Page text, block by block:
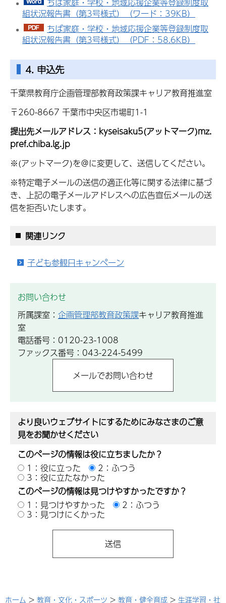
組状況報告書（第3号様式）（ワード：39KB）
ちば家庭・学校・地域応援企業等登録制度取
組状況報告書（第3号様式）（PDF：58.6KB）
4. 申込先
千葉県教育庁企画管理部教育政策課キャリア教育推進室
〒260-8667 千葉市中央区市場町1-1
提出先メールアドレス：kyseisaku5(アットマーク)mz.
pref.chiba.lg.jp
※(アットマーク)を＠に変更して、送信してください。
※特定電子メールの送信の適正化等に関する法律に基づ
き、上記の電子メールアドレスへの広告宣伝メールの送
信を拒否いたします。
関連リンク
子ども参観日キャンペーン
お問い合わせ
所属課室： 企画管理部教育政策課キャリア教育推進
室
電話番号：0120-23-1008
ファックス番号：043-224-5499
より良いウェブサイトにするためにみなさまのご意
見をお聞かせください
このページの情報は役に立ちましたか？
1：役に立った
2：ふつう
3：役に立たなかった
このページの情報は見つけやすかったですか？
1：見つけやすかった
2：ふつう
3：見つけにくかった
ホーム > 教育・文化・スポーツ > 教育・健全育成 > 生涯学習・社